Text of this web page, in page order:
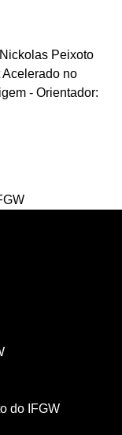
Peixoto
Acelerado no
- Orientador:
do IFGW